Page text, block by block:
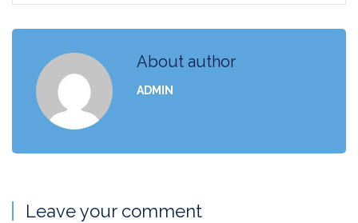
About author
ADMIN
Leave your comment